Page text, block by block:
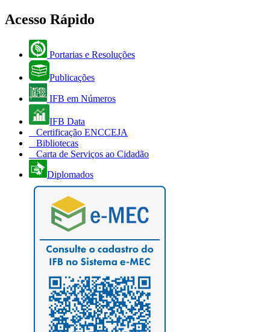
Acesso Rápido
Portarias e Resoluções
Publicações
IFB em Números
IFB Data
Certificação ENCCEJA
Bibliotecas
Carta de Serviços ao Cidadão
Diplomados